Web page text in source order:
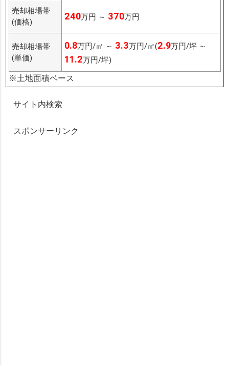
売却相場帯
(価格)
240万円 ～ 370万円
売却相場帯
(単価)
0.8万円/㎡ ～ 3.3万円/㎡(2.9万円/坪 ～
11.2万円/坪)
※土地面積ベース
サイト内検索
スポンサーリンク